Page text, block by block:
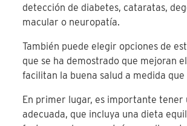
detección de diabetes, cataratas,
macular o neuropatía.
También puede elegir opciones de
que se ha demostrado que mejoran
facilitan la buena salud a medida que
En primer lugar, es importante tener
adecuada, que incluya una dieta